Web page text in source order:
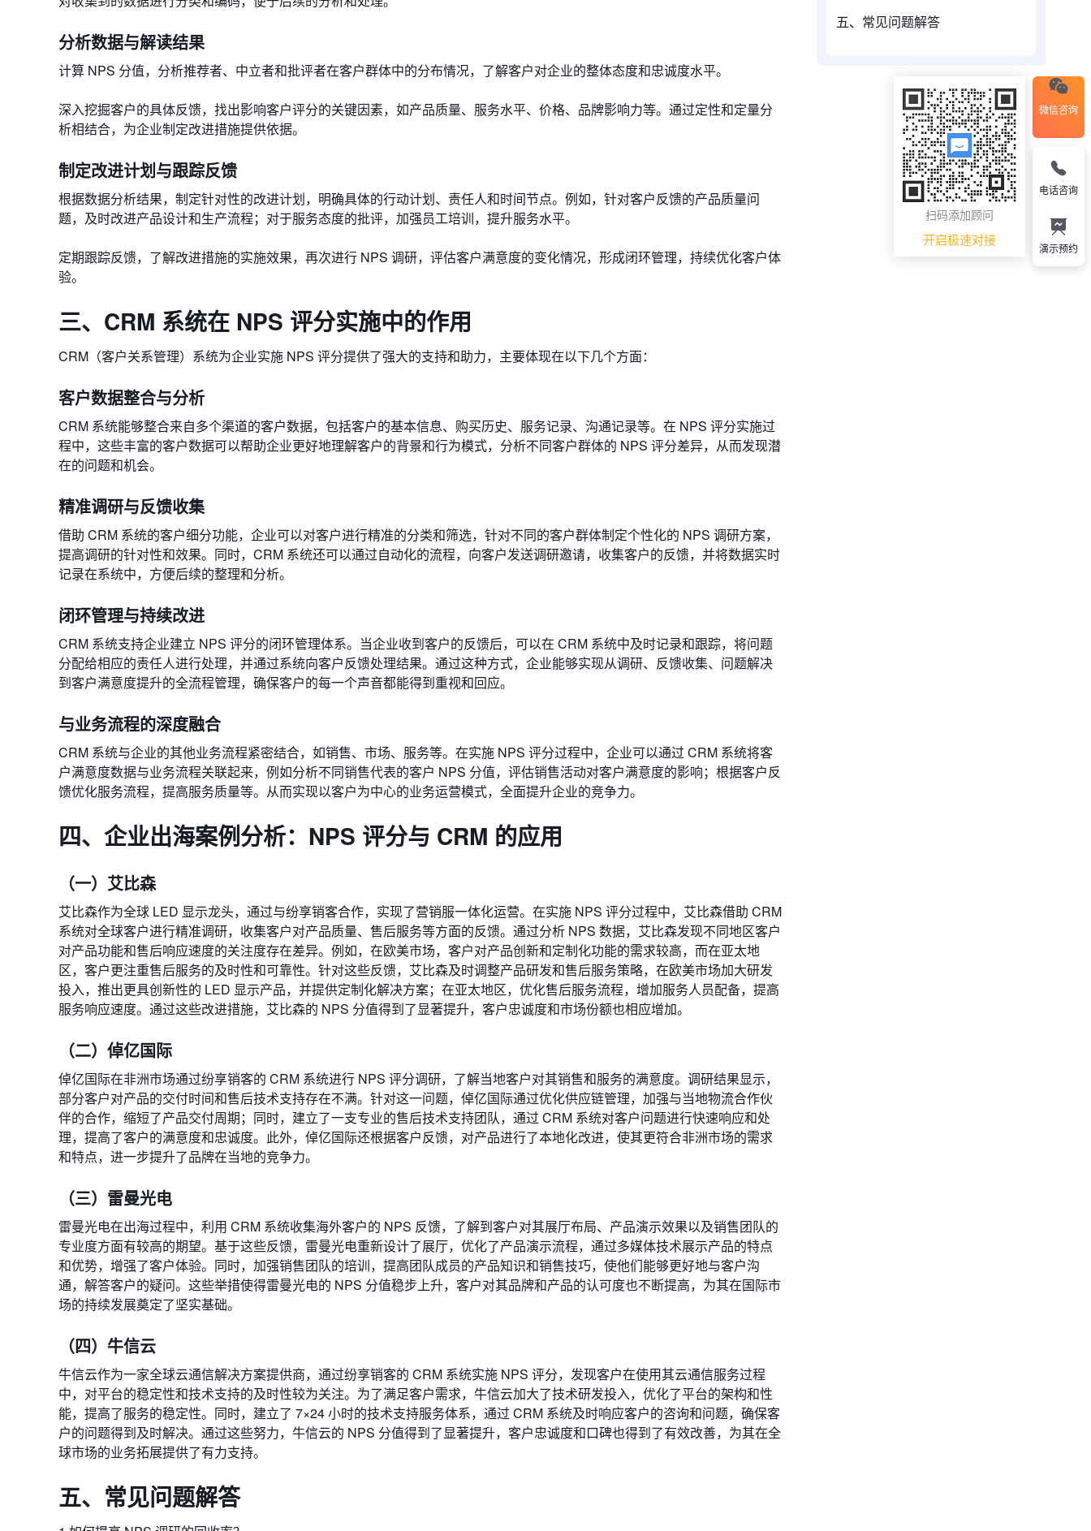
分析数据与解读结果
计算 NPS 分值，分析推荐者、中立者和批评者在客户群体中的分布情况，了解客户对企业的整体态度和忠诚度水平。
深入挖掘客户的具体反馈，找出影响客户评分的关键因素，如产品质量、服务水平、价格、品牌影响力等。通过定性和定量分
析相结合，为企业制定改进措施提供依据。
制定改进计划与跟踪反馈
根据数据分析结果，制定针对性的改进计划，明确具体的行动计划、责任人和时间节点。例如，针对客户反馈的产品质量问
题，及时改进产品设计和生产流程；对于服务态度的批评，加强员工培训，提升服务水平。
定期跟踪反馈，了解改进措施的实施效果，再次进行 NPS 调研，评估客户满意度的变化情况，形成闭环管理，持续优化客户体
验。
三、CRM 系统在 NPS 评分实施中的作用
CRM（客户关系管理）系统为企业实施 NPS 评分提供了强大的支持和助力，主要体现在以下几个方面：
客户数据整合与分析
CRM 系统能够整合来自多个渠道的客户数据，包括客户的基本信息、购买历史、服务记录、沟通记录等。在 NPS 评分实施过
程中，这些丰富的客户数据可以帮助企业更好地理解客户的背景和行为模式，分析不同客户群体的 NPS 评分差异，从而发现潜
在的问题和机会。
精准调研与反馈收集
借助 CRM 系统的客户细分功能，企业可以对客户进行精准的分类和筛选，针对不同的客户群体制定个性化的 NPS 调研方案，
提高调研的针对性和效果。同时，CRM 系统还可以通过自动化的流程，向客户发送调研邀请，收集客户的反馈，并将数据实时
记录在系统中，方便后续的整理和分析。
闭环管理与持续改进
CRM 系统支持企业建立 NPS 评分的闭环管理体系。当企业收到客户的反馈后，可以在 CRM 系统中及时记录和跟踪，将问题
分配给相应的责任人进行处理，并通过系统向客户反馈处理结果。通过这种方式，企业能够实现从调研、反馈收集、问题解决
到客户满意度提升的全流程管理，确保客户的每一个声音都能得到重视和回应。
与业务流程的深度融合
CRM 系统与企业的其他业务流程紧密结合，如销售、市场、服务等。在实施 NPS 评分过程中，企业可以通过 CRM 系统将客
户满意度数据与业务流程关联起来，例如分析不同销售代表的客户 NPS 分值，评估销售活动对客户满意度的影响；根据客户反
馈优化服务流程，提高服务质量等。从而实现以客户为中心的业务运营模式，全面提升企业的竞争力。
四、企业出海案例分析：NPS 评分与 CRM 的应用
（一）艾比森
艾比森作为全球 LED 显示龙头，通过与纷享销客合作，实现了营销服一体化运营。在实施 NPS 评分过程中，艾比森借助 CRM
系统对全球客户进行精准调研，收集客户对产品质量、售后服务等方面的反馈。通过分析 NPS 数据，艾比森发现不同地区客户
对产品功能和售后响应速度的关注度存在差异。例如，在欧美市场，客户对产品创新和定制化功能的需求较高，而在亚太地
区，客户更注重售后服务的及时性和可靠性。针对这些反馈，艾比森及时调整产品研发和售后服务策略，在欧美市场加大研发
投入，推出更具创新性的 LED 显示产品，并提供定制化解决方案；在亚太地区，优化售后服务流程，增加服务人员配备，提高
服务响应速度。通过这些改进措施，艾比森的 NPS 分值得到了显著提升，客户忠诚度和市场份额也相应增加。
（二）倬亿国际
倬亿国际在非洲市场通过纷享销客的 CRM 系统进行 NPS 评分调研，了解当地客户对其销售和服务的满意度。调研结果显示，
部分客户对产品的交付时间和售后技术支持存在不满。针对这一问题，倬亿国际通过优化供应链管理，加强与当地物流合作伙
伴的合作，缩短了产品交付周期；同时，建立了一支专业的售后技术支持团队，通过 CRM 系统对客户问题进行快速响应和处
理，提高了客户的满意度和忠诚度。此外，倬亿国际还根据客户反馈，对产品进行了本地化改进，使其更符合非洲市场的需求
和特点，进一步提升了品牌在当地的竞争力。
（三）雷曼光电
雷曼光电在出海过程中，利用 CRM 系统收集海外客户的 NPS 反馈，了解到客户对其展厅布局、产品演示效果以及销售团队的
专业度方面有较高的期望。基于这些反馈，雷曼光电重新设计了展厅，优化了产品演示流程，通过多媒体技术展示产品的特点
和优势，增强了客户体验。同时，加强销售团队的培训，提高团队成员的产品知识和销售技巧，使他们能够更好地与客户沟
通，解答客户的疑问。这些举措使得雷曼光电的 NPS 分值稳步上升，客户对其品牌和产品的认可度也不断提高，为其在国际市
场的持续发展奠定了坚实基础。
（四）牛信云
牛信云作为一家全球云通信解决方案提供商，通过纷享销客的 CRM 系统实施 NPS 评分，发现客户在使用其云通信服务过程
中，对平台的稳定性和技术支持的及时性较为关注。为了满足客户需求，牛信云加大了技术研发投入，优化了平台的架构和性
能，提高了服务的稳定性。同时，建立了 7×24 小时的技术支持服务体系，通过 CRM 系统及时响应客户的咨询和问题，确保客
户的问题得到及时解决。通过这些努力，牛信云的 NPS 分值得到了显著提升，客户忠诚度和口碑也得到了有效改善，为其在全
球市场的业务拓展提供了有力支持。
五、常见问题解答
五、常见问题解答
微信咨询
扫码添加顾问
开启极速对接
电话咨询
演示预约